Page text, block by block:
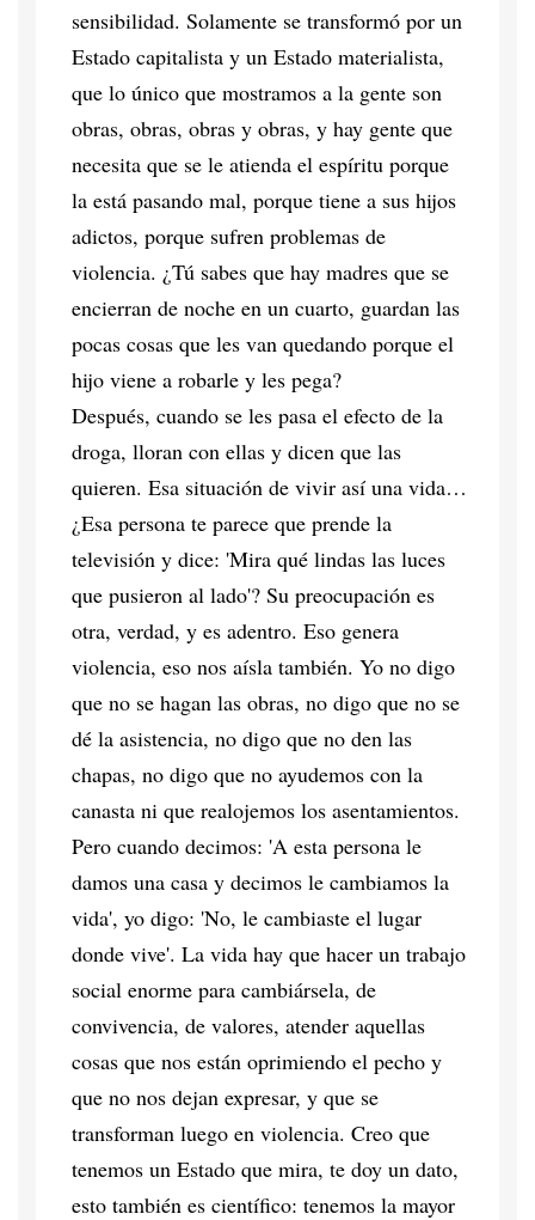
sensibilidad. Solamente se transformó por un
Estado capitalista y un Estado materialista,
que lo único que mostramos a la gente son
obras, obras, obras y obras, y hay gente que
necesita que se le atienda el espíritu porque
la está pasando mal, porque tiene a sus hijos
adictos, porque sufren problemas de
violencia. ¿Tú sabes que hay madres que se
encierran de noche en un cuarto, guardan las
pocas cosas que les van quedando porque el
hijo viene a robarle y les pega?
Después, cuando se les pasa el efecto de la
droga, lloran con ellas y dicen que las
quieren. Esa situación de vivir así una vida…
¿Esa persona te parece que prende la
televisión y dice: 'Mira qué lindas las luces
que pusieron al lado'? Su preocupación es
otra, verdad, y es adentro. Eso genera
violencia, eso nos aísla también. Yo no digo
que no se hagan las obras, no digo que no se
dé la asistencia, no digo que no den las
chapas, no digo que no ayudemos con la
canasta ni que realojemos los asentamientos.
Pero cuando decimos: 'A esta persona le
damos una casa y decimos le cambiamos la
vida', yo digo: 'No, le cambiaste el lugar
donde vive'. La vida hay que hacer un trabajo
social enorme para cambiársela, de
convivencia, de valores, atender aquellas
cosas que nos están oprimiendo el pecho y
que no nos dejan expresar, y que se
transforman luego en violencia. Creo que
tenemos un Estado que mira, te doy un dato,
esto también es científico: tenemos la mayor